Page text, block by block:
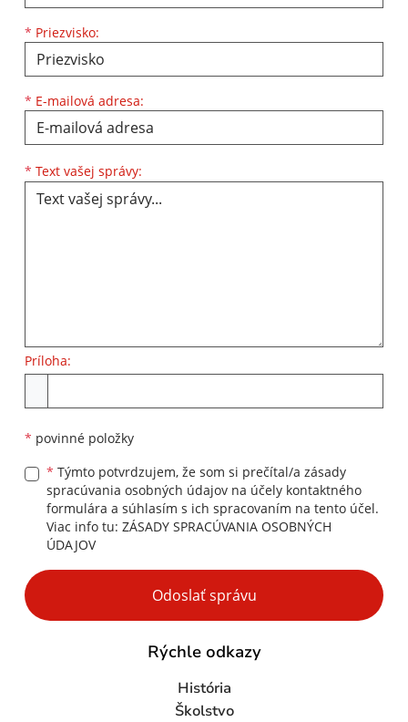
* Priezvisko:
* E-mailová adresa:
* Text vašej správy:
Príloha:
* povinné položky
* Týmto potvrdzujem, že som si prečítal/a zásady
spracúvania osobných údajov na účely kontaktného
formulára a súhlasím s ich spracovaním na tento účel.
Viac info tu: ZÁSADY SPRACÚVANIA OSOBNÝCH
ÚDAJOV
Google reCaptcha Response
Odoslať správu
Rýchle odkazy
História
Školstvo